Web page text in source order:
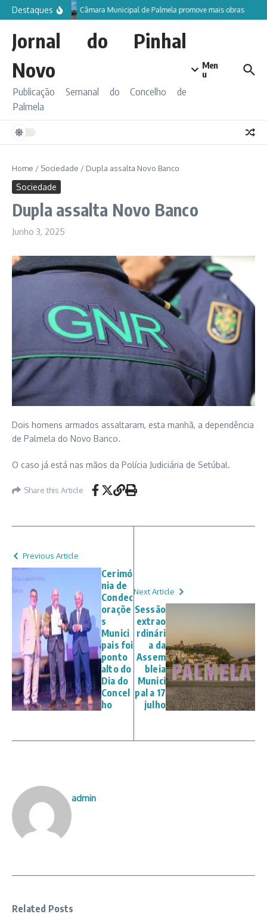
Ir para o conteúdo
Destaques Câmara Municipal de Palmela promove mais obras
Jornal do Pinhal
Novo
Publicação Semanal do Concelho de
Palmela
Men
u
Home / Sociedade / Dupla assalta Novo Banco
Sociedade
Dupla assalta Novo Banco
Junho 3, 2025
Dois homens armados assaltaram, esta manhã, a dependência
de Palmela do Novo Banco.
O caso já está nas mãos da Polícia Judiciária de Setúbal.
Share this Article
Previous Article
Cerimó
nia de
Condec
oraçõe
s
Munici
pais foi
ponto
alto do
Dia do
Concel
ho
Next Article
Sessão
extrao
rdinári
a da
Assem
bleia
Munici
pal a 17
julho
admin
Related Posts